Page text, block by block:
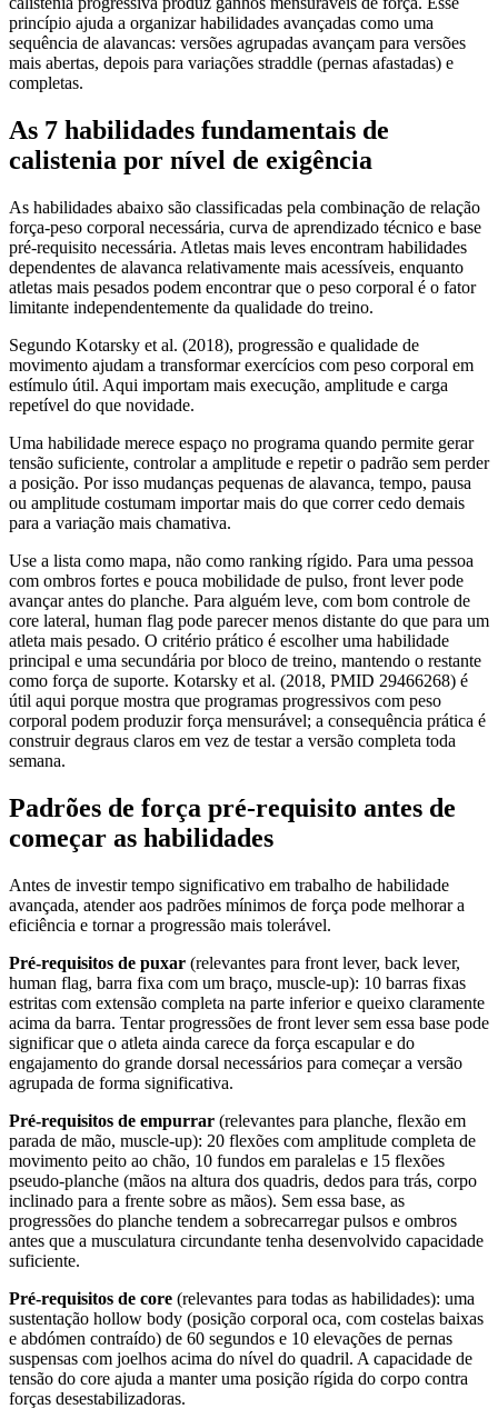
princípio ajuda a organizar habilidades avançadas como uma
sequência de alavancas: versões agrupadas avançam para versões
mais abertas, depois para variações straddle (pernas afastadas) e
completas.
As 7 habilidades fundamentais de
calistenia por nível de exigência
As habilidades abaixo são classificadas pela combinação de relação
força-peso corporal necessária, curva de aprendizado técnico e base
pré-requisito necessária. Atletas mais leves encontram habilidades
dependentes de alavanca relativamente mais acessíveis, enquanto
atletas mais pesados podem encontrar que o peso corporal é o fator
limitante independentemente da qualidade do treino.
Segundo Kotarsky et al. (2018), progressão e qualidade de
movimento ajudam a transformar exercícios com peso corporal em
estímulo útil. Aqui importam mais execução, amplitude e carga
repetível do que novidade.
Uma habilidade merece espaço no programa quando permite gerar
tensão suficiente, controlar a amplitude e repetir o padrão sem perder
a posição. Por isso mudanças pequenas de alavanca, tempo, pausa
ou amplitude costumam importar mais do que correr cedo demais
para a variação mais chamativa.
Use a lista como mapa, não como ranking rígido. Para uma pessoa
com ombros fortes e pouca mobilidade de pulso, front lever pode
avançar antes do planche. Para alguém leve, com bom controle de
core lateral, human flag pode parecer menos distante do que para um
atleta mais pesado. O critério prático é escolher uma habilidade
principal e uma secundária por bloco de treino, mantendo o restante
como força de suporte. Kotarsky et al. (2018, PMID 29466268) é
útil aqui porque mostra que programas progressivos com peso
corporal podem produzir força mensurável; a consequência prática é
construir degraus claros em vez de testar a versão completa toda
semana.
Padrões de força pré-requisito antes de
começar as habilidades
Antes de investir tempo significativo em trabalho de habilidade
avançada, atender aos padrões mínimos de força pode melhorar a
eficiência e tornar a progressão mais tolerável.
Pré-requisitos de puxar (relevantes para front lever, back lever,
human flag, barra fixa com um braço, muscle-up): 10 barras fixas
estritas com extensão completa na parte inferior e queixo claramente
acima da barra. Tentar progressões de front lever sem essa base pode
significar que o atleta ainda carece da força escapular e do
engajamento do grande dorsal necessários para começar a versão
agrupada de forma significativa.
Pré-requisitos de empurrar (relevantes para planche, flexão em
parada de mão, muscle-up): 20 flexões com amplitude completa de
movimento peito ao chão, 10 fundos em paralelas e 15 flexões
pseudo-planche (mãos na altura dos quadris, dedos para trás, corpo
inclinado para a frente sobre as mãos). Sem essa base, as
progressões do planche tendem a sobrecarregar pulsos e ombros
antes que a musculatura circundante tenha desenvolvido capacidade
suficiente.
Pré-requisitos de core (relevantes para todas as habilidades): uma
sustentação hollow body (posição corporal oca, com costelas baixas
e abdómen contraído) de 60 segundos e 10 elevações de pernas
suspensas com joelhos acima do nível do quadril. A capacidade de
tensão do core ajuda a manter uma posição rígida do corpo contra
forças desestabilizadoras.